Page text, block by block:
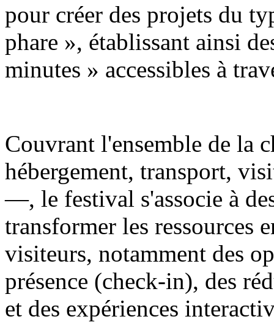
pour créer des projets du
phare », établissant ainsi
minutes » accessibles à
Couvrant l'ensemble de la
hébergement, transport,
—, le festival s'associe à
transformer les ressources
visiteurs, notamment des
présence (check-in), des
et des expériences